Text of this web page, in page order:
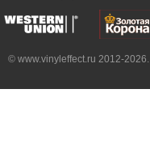
© www.vinyleffect.ru 2012-